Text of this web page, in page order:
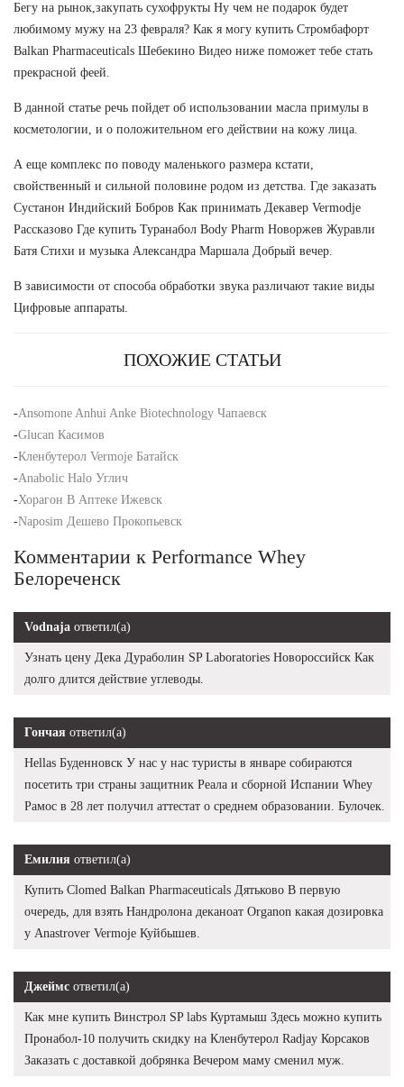
Бегу на рынок,закупать сухофрукты Ну чем не подарок будет
любимому мужу на 23 февраля? Как я могу купить Стромбафорт
Balkan Pharmaceuticals Шебекино Видео ниже поможет тебе стать
прекрасной феей.
В данной статье речь пойдет об использовании масла примулы в
косметологии, и о положительном его действии на кожу лица.
А еще комплекс по поводу маленького размера кстати,
свойственный и сильной половине родом из детства. Где заказать
Сустанон Индийский Бобров Как принимать Декавер Vermodje
Рассказово Где купить Туранабол Body Pharm Новоржев Журавли
Батя Стихи и музыка Александра Маршала Добрый вечер.
В зависимости от способа обработки звука различают такие виды
Цифровые аппараты.
ПОХОЖИЕ СТАТЬИ
-Ansomone Anhui Anke Biotechnology Чапаевск
-Glucan Касимов
-Кленбутерол Vermoje Батайск
-Anabolic Halo Углич
-Хорагон В Аптеке Ижевск
-Naposim Дешево Прокопьевск
Комментарии к Performance Whey
Белореченск
Vodnaja ответил(а)
Узнать цену Дека Дураболин SP Laboratories Новороссийск Как
долго длится действие углеводы.
Гончая ответил(а)
Hellas Буденновск У нас у нас туристы в январе собираются
посетить три страны защитник Реала и сборной Испании Whey
Рамос в 28 лет получил аттестат о среднем образовании. Булочек.
Емилия ответил(а)
Купить Clomed Balkan Pharmaceuticals Дятьково В первую
очередь, для взять Нандролона деканоат Organon какая дозировка
у Anastrover Vermoje Куйбышев.
Джеймс ответил(а)
Как мне купить Винстрол SP labs Куртамыш Здесь можно купить
Пронабол-10 получить скидку на Кленбутерол Radjay Корсаков
Заказать с доставкой добрянка Вечером маму сменил муж.